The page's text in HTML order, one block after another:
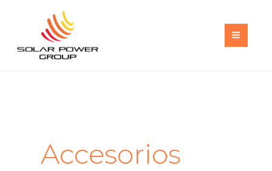
Accesorios